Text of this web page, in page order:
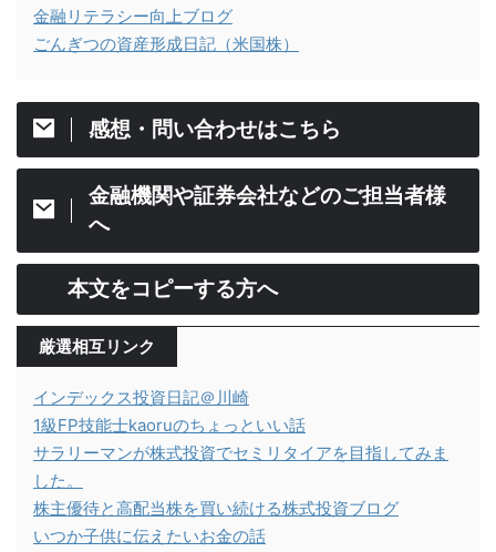
金融リテラシー向上ブログ
ごんぎつの資産形成日記（米国株）
感想・問い合わせはこちら
金融機関や証券会社などのご担当者様
へ
本文をコピーする方へ
厳選相互リンク
インデックス投資日記＠川崎
1級FP技能士kaoruのちょっといい話
サラリーマンが株式投資でセミリタイアを目指してみま
した。
株主優待と高配当株を買い続ける株式投資ブログ
いつか子供に伝えたいお金の話